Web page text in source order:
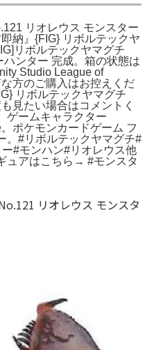
リオレウス モンスター
納』{FIG} リボルテックヤ
リボルテックヤマグチ
ンター 完成。箱の状態は
Studio League of
方のご購入はお控えくだ
リボルテックヤマグチ
見たい場合はコメントく
ゲームキャラクター
ポケモンカードゲーム フ
#リボルテックヤマグチ#
#モンハン#リオレウス他
ュアはこちら→ #モンスタ